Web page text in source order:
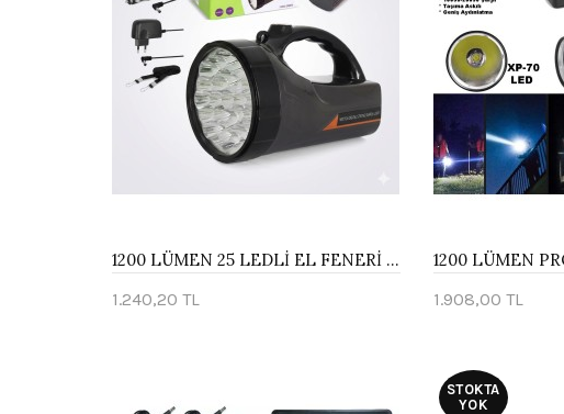
1200 LÜMEN 25 LEDLİ EL FENERİ WATTON WT-239
1.240,20 TL
1.908,00 TL
STOKTA
YOK